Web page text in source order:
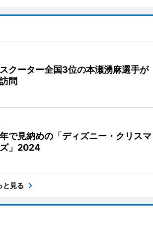
クーター全国3位の本瀬湧麻選手が
問
で見納めの「ディズニー・クリスマ
」2024
と見る